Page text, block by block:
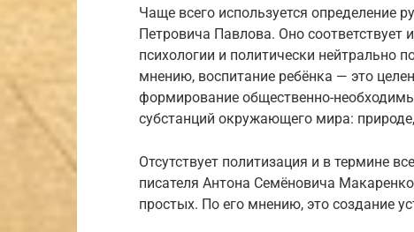
Чаще всего используется определение
Петровича Павлова. Оно соответствует
психологии и политически нейтрально
мнению, воспитание ребёнка — это
формирование общественно-
субстанций окружающего мира:
Отсутствует политизация и в термине
писателя Антона Семёновича
простых. По его мнению, это создание